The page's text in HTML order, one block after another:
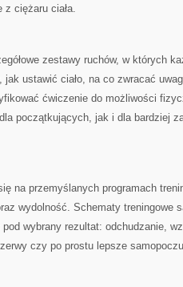
z ciężaru ciała.
zestawy ruchów, w których
jak ustawić ciało, na co zwracać
ćwiczenie do możliwości
początkujących, jak i dla bardziej
na przemyślanych programach
wydolność. Schematy treningowe
pod wybrany rezultat: odchudzanie,
czy po prostu lepsze